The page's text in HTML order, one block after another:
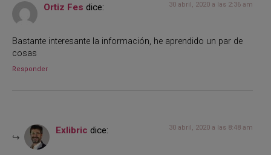
Ortiz Fes dice: 30 abril, 2020 a las 2:36 am
Bastante interesante la información, he aprendido un par de
cosas
Responder
Exlibric dice: 30 abril, 2020 a las 8:48 am